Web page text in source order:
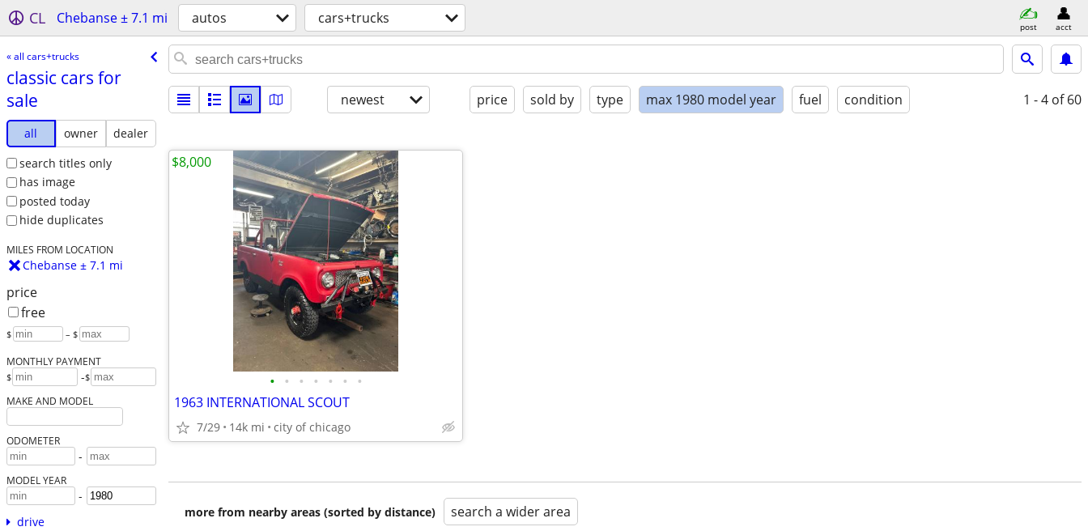
CL Chebanse ± 7.1 mi autos cars+trucks post acct
« all cars+trucks
classic cars for
sale
all owner
dealer
search titles only
has image
posted today
hide duplicates
MILES FROM LOCATION
Chebanse ± 7.1 mi
price
free
$ – $
MONTHLY PAYMENT
$ -$
MAKE AND MODEL
ODOMETER
-
MODEL YEAR
-
drive
newest price sold by type max 1980 model year fuel condition 1 - 4 of 60
• • • • • • •
1963 INTERNATIONAL SCOUT
7/29 14k mi city of chicago
$8,000
more from nearby areas (sorted by distance) search a wider area